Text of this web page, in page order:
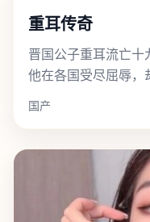
重耳传奇
晋国公子重耳流亡十
他在各国受尽屈辱，
理图。
国产